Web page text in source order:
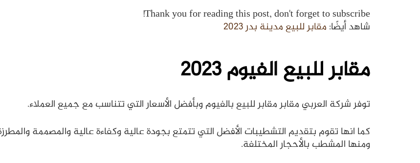
Thank you for reading this post, don't forget to subscribe!
شاهد أيضًا: مقابر للبيع مدينة بدر 2023
مقابر للبيع الفيوم2023
توفر شركة العربي مقابر مقابر للبيع بالفيوم وبأفضل الأسعار التي تتناسب مع جميع العملاء.
كما انها تقوم بتقديم التشطيبات الأفضل التي تتمتع بجودة عالية وكفاءة عالية والمصممة
ومنها المشطب بالأحجار المختلفة.